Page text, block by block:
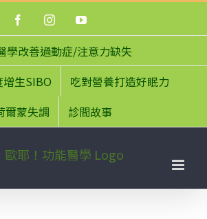
FacebookInstagramYouTube
學改善過動症/注意力缺失
生SIBO
吃對營養打造好眠力
爾蒙失調
診間故事